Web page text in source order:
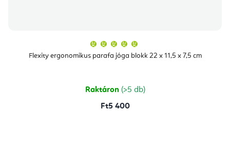
Flexity ergonomikus parafa jóga blokk 22 x 11,5 x 7,5 cm
átlagos
értékelése
csillag.
Raktáron (>5 db)
Ft5 400